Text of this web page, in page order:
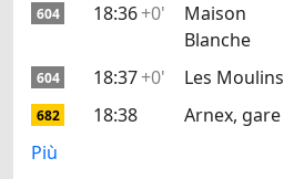
604 18:36+0'
Maison
Blanche
604 18:37+0' Les Moulins
682 18:38 Arnex, gare
Più